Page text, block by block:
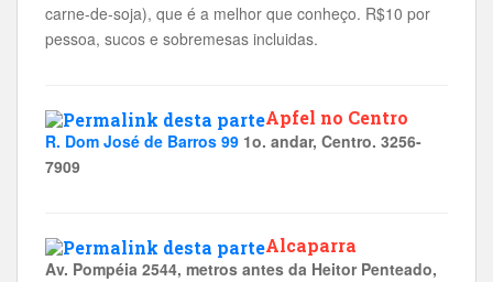
carne-de-soja), que é a melhor que conheço. R$10 por
pessoa, sucos e sobremesas incluidas.
Apfel no Centro
R. Dom José de Barros 99 1o. andar, Centro. 3256-
7909
Alcaparra
Av. Pompéia 2544, metros antes da Heitor Penteado,